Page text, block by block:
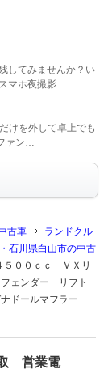
してみませんか？い
マホ夜撮影…
けを外して卓上でも
ァン…
古車
ランドクル
石川県白山市の中古
５００ｃｃ ＶＸリ
ェンダー リフト
ドールマフラー
営業電